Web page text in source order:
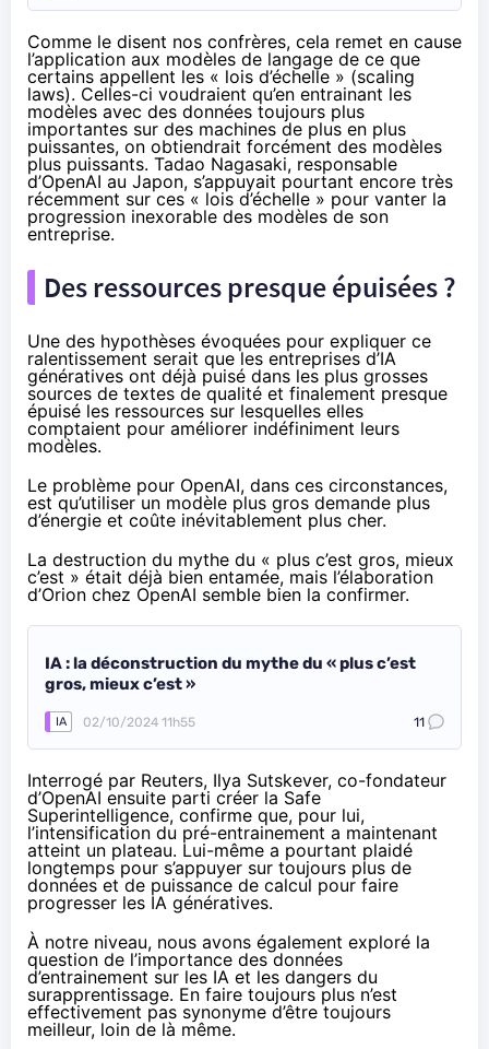
Comme le disent nos confrères, cela remet en cause
l’application aux modèles de langage de ce que
certains appellent les « lois d’échelle » (scaling
laws). Celles-ci voudraient qu’en entrainant les
modèles avec des données toujours plus
importantes sur des machines de plus en plus
puissantes, on obtiendrait forcément des modèles
plus puissants. Tadao Nagasaki, responsable
d’OpenAI au Japon, s’appuyait pourtant encore très
récemment sur ces « lois d’échelle » pour vanter la
progression inexorable des modèles de son
entreprise.
Des ressources presque épuisées ?
Une des hypothèses évoquées pour expliquer ce
ralentissement serait que les entreprises d’IA
génératives ont déjà puisé dans les plus grosses
sources de textes de qualité et finalement presque
épuisé les ressources sur lesquelles elles
comptaient pour améliorer indéfiniment leurs
modèles.
Le problème pour OpenAI, dans ces circonstances,
est qu’utiliser un modèle plus gros demande plus
d’énergie et coûte inévitablement plus cher.
La destruction du mythe du « plus c’est gros, mieux
c’est » était déjà bien entamée, mais l’élaboration
d’Orion chez OpenAI semble bien la confirmer.
IA : la déconstruction du mythe du « plus c’est
gros, mieux c’est »
IA 02/10/2024 11h55 11
Interrogé par Reuters, Ilya Sutskever, co-fondateur
d’OpenAI ensuite parti créer la Safe
Superintelligence, confirme que, pour lui,
l’intensification du pré-entrainement a maintenant
atteint un plateau. Lui-même a pourtant plaidé
longtemps pour s’appuyer sur toujours plus de
données et de puissance de calcul pour faire
progresser les IA génératives.
À notre niveau, nous avons également exploré la
question de l’importance des données
d’entrainement sur les IA et les dangers du
surapprentissage. En faire toujours plus n’est
effectivement pas synonyme d’être toujours
meilleur, loin de là même.